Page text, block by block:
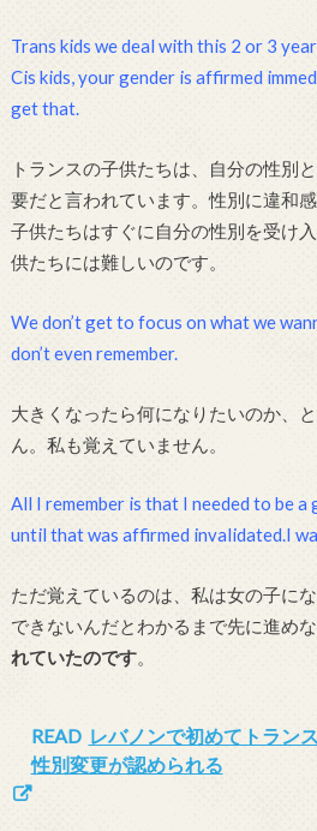
Trans kids we deal with this 2 or 3
Cis kids, your gender is affirmed
get that.
トランスの子供たちは、自分の性別
要だと言われています。性別に違和
子供たちはすぐに自分の性別を受け
供たちには難しいのです。
We don’t get to focus on what we
don’t even remember.
大きくなったら何になりたいのか、
ん。私も覚えていません。
All I remember is that I needed to be a
until that was affirmed invalidated.I
ただ覚えているのは、私は女の子に
できないんだとわかる まで先に進め
れていたのです。
READ レバノンで初めてトラン
性別変更が認められる